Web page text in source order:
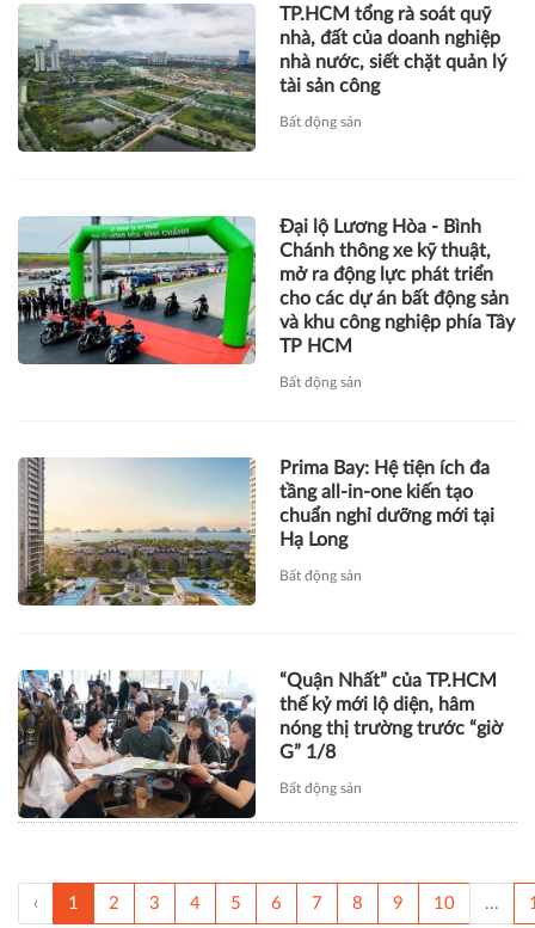
TP.HCM tổng rà soát quỹ
nhà, đất của doanh nghiệp
nhà nước, siết chặt quản lý
tài sản công
Bất động sản
Đại lộ Lương Hòa - Bình
Chánh thông xe kỹ thuật,
mở ra động lực phát triển
cho các dự án bất động sản
và khu công nghiệp phía Tây
TP HCM
Bất động sản
Prima Bay: Hệ tiện ích đa
tầng all-in-one kiến tạo
chuẩn nghỉ dưỡng mới tại
Hạ Long
Bất động sản
“Quận Nhất” của TP.HCM
thế kỷ mới lộ diện, hâm
nóng thị trường trước “giờ
G” 1/8
Bất động sản
‹ 1 2 3 4 5 6 7 8 9 10 ...